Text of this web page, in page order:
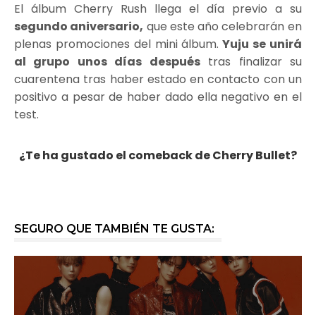
El álbum Cherry Rush llega el día previo a su
segundo aniversario, que este año celebrarán en
plenas promociones del mini álbum. Yuju se unirá
al grupo unos días despuéstras finalizar su
cuarentena tras haber estado en contacto con un
positivo a pesar de haber dado ella negativo en el
test.
¿Te ha gustado el comeback de Cherry Bullet?
SEGURO QUE TAMBIÉN TE GUSTA: